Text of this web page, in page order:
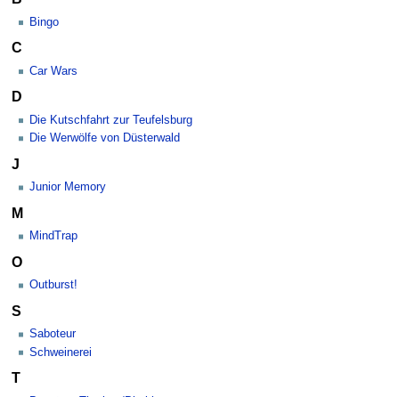
Bingo
C
Car Wars
D
Die Kutschfahrt zur Teufelsburg
Die Werwölfe von Düsterwald
J
Junior Memory
M
MindTrap
O
Outburst!
S
Saboteur
Schweinerei
T